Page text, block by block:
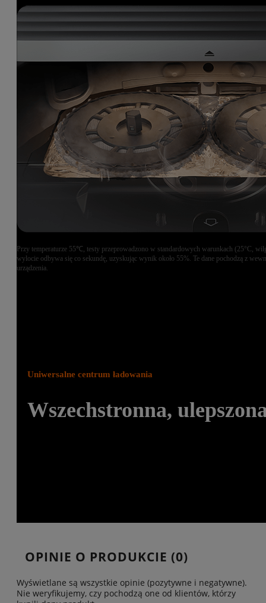
Przy temperaturze 55℃, testy przeprowadzono w standardowych warunkach (25°C,
wylocie odbywa się co sekundę, uzyskując wynik około 55%. Te dane pochodzą z
urządzenia.
Uniwersalne centrum ładowania
Wszechstronna,
OPINIE O PRODUKCIE (0)
Wyświetlane są wszystkie opinie (pozytywne i negatywne).
Nie weryfikujemy, czy pochodzą one od klientów, którzy